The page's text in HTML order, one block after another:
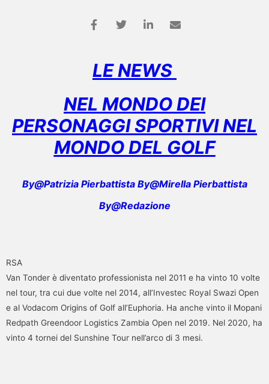
LE NEWS
NEL MONDO DEI
PERSONAGGI SPORTIVI NEL
MONDO DEL GOLF
By@Patrizia Pierbattista By@Mirella Pierbattista
By@Redazione
RSA
Van Tonder è diventato professionista nel 2011 e ha vinto 10 volte
nel tour, tra cui due volte nel 2014, all’Investec Royal Swazi Open
e al Vodacom Origins of Golf all’Euphoria. Ha anche vinto il Mopani
Redpath Greendoor Logistics Zambia Open nel 2019. Nel 2020, ha
vinto 4 tornei del Sunshine Tour nell’arco di 3 mesi.